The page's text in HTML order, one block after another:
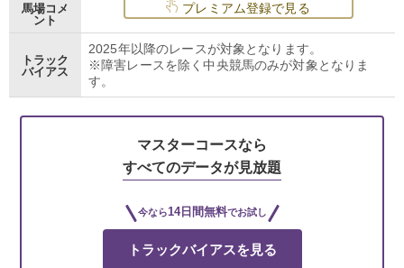
馬場コメ
ント
プレミアム登録で見る
トラック
バイアス
2025年以降のレースが対象となります。
※障害レースを除く中央競馬のみが対象となりま
す。
マスターコースなら
すべてのデータが見放題
今なら14日間無料でお試し
トラックバイアスを見る